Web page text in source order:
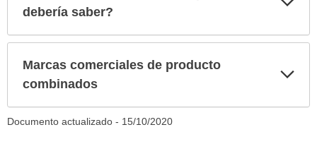
debería saber?
Marcas comerciales de producto
combinados
Documento actualizado - 15/10/2020